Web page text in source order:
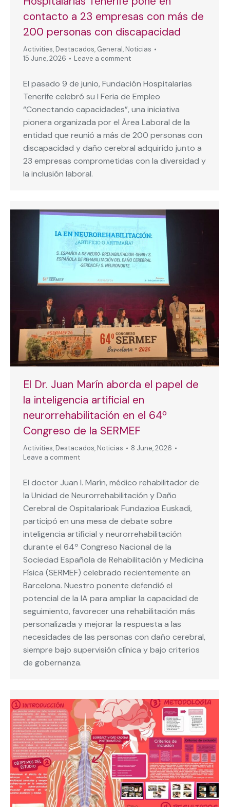
contacto a 23 empresas con más de
200 personas con discapacidad
Activities, Destacados, General, Noticias
15 June, 2026
Leave a comment
El pasado 9 de junio, Fundación Hospitalarias
Tenerife celebró su I Feria de Empleo
“Conectando capacidades”, una iniciativa
pionera organizada por el Área Laboral de la
entidad que reunió a más de 200 personas con
discapacidad y daño cerebral adquirido junto a
23 empresas comprometidas con la diversidad y
la inclusión laboral.
El Dr. Juan Marín aborda el papel de
la inteligencia artificial en
neurorrehabilitación en el 64º
Congreso de la SERMEF
Activities, Destacados, Noticias
8 June, 2026
Leave a comment
El doctor Juan I. Marín, médico rehabilitador de
la Unidad de Neurorrehabilitación y Daño
Cerebral de Ospitalarioak Fundazioa Euskadi,
participó en una mesa de debate sobre
inteligencia artificial y neurorrehabilitación
durante el 64º Congreso Nacional de la
Sociedad Española de Rehabilitación y Medicina
Física (SERMEF) celebrado recientemente en
Barcelona. Nuestro ponente defendió el
potencial de la IA para ampliar la capacidad de
seguimiento, favorecer una rehabilitación más
personalizada y mejorar la respuesta a las
necesidades de las personas con daño cerebral,
siempre bajo supervisión clínica y bajo criterios
de gobernanza.